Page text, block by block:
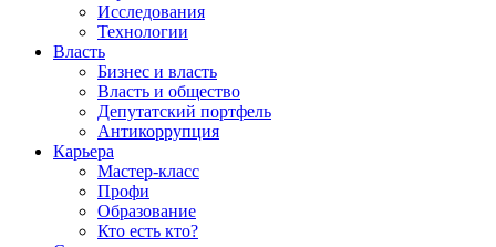
Исследования
Технологии
Власть
Бизнес и власть
Власть и общество
Депутатский портфель
Антикоррупция
Карьера
Мастер-класс
Профи
Образование
Кто есть кто?